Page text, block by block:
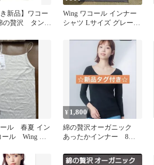
き新品】ワコー
の贅沢 タンク
Wing ワコール インナー
シャツ Lサイズ グレージ
ール 春夏 イン
ール Wing グ
¥ 1,800
綿の贅沢オーガニック
あったかインナー 8分
ク Lサイズ